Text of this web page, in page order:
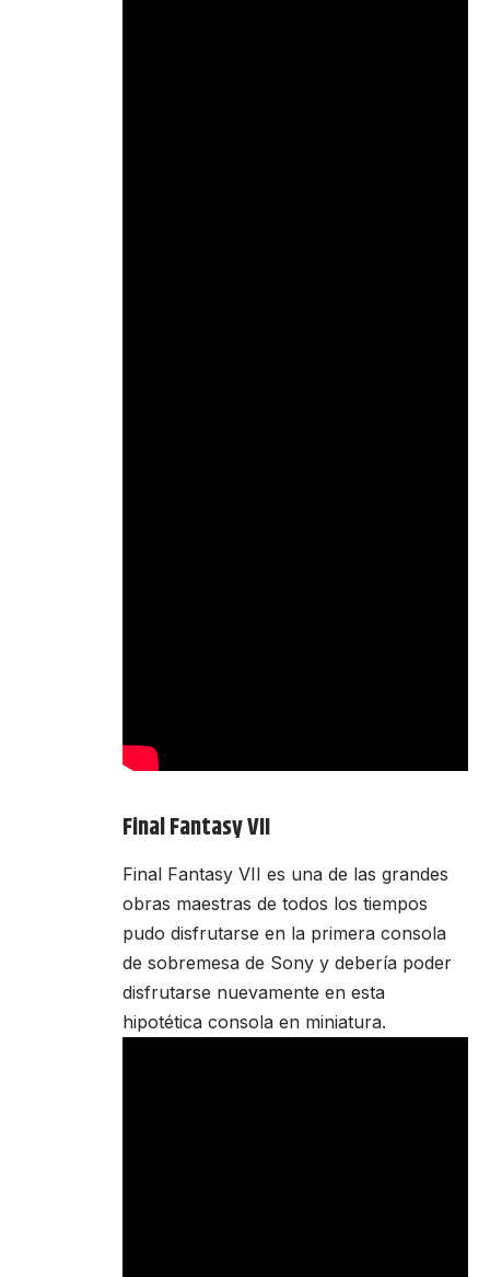
Final Fantasy VII
Final Fantasy VII es una de las grandes
obras maestras de todos los tiempos
pudo disfrutarse en la primera consola
de sobremesa de Sony y debería poder
disfrutarse nuevamente en esta
hipotética consola en miniatura.